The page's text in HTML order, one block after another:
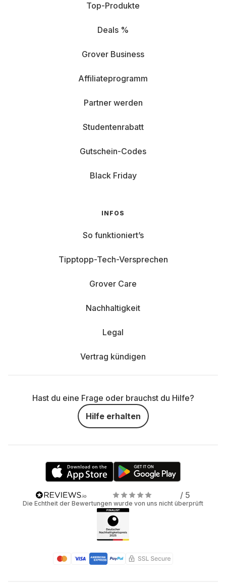
Top-Produkte
Deals %
Grover Business
Affiliateprogramm
Partner werden
Studentenrabatt
Gutschein-Codes
Black Friday
INFOS
So funktioniert’s
Tipptopp-Tech-Versprechen
Grover Care
Nachhaltigkeit
Legal
Vertrag kündigen
Hast du eine Frage oder brauchst du Hilfe?
Hilfe erhalten
/ 5
Die Echtheit der Bewertungen wurde von uns nicht überprüft